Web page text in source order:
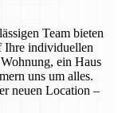
Team bieten
Ihre individuellen
ein Haus
uns um alles.
neuen Location –